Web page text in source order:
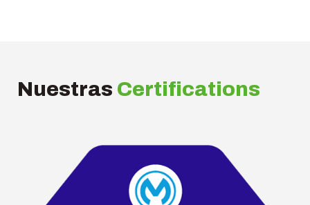
Nuestras Certifications